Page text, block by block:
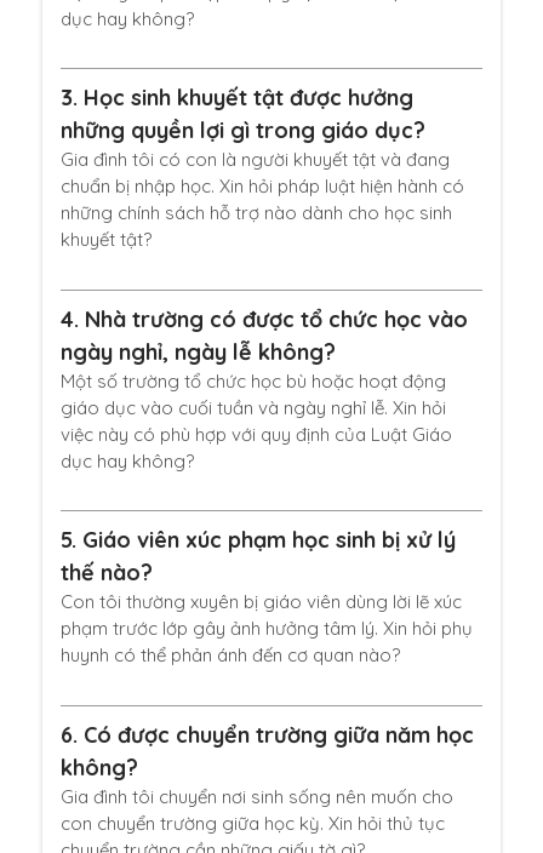
dục hay không?
3. Học sinh khuyết tật được hưởng
những quyền lợi gì trong giáo dục?
Gia đình tôi có con là người khuyết tật và đang
chuẩn bị nhập học. Xin hỏi pháp luật hiện hành có
những chính sách hỗ trợ nào dành cho học sinh
khuyết tật?
4. Nhà trường có được tổ chức học vào
ngày nghỉ, ngày lễ không?
Một số trường tổ chức học bù hoặc hoạt động
giáo dục vào cuối tuần và ngày nghỉ lễ. Xin hỏi
việc này có phù hợp với quy định của Luật Giáo
dục hay không?
5. Giáo viên xúc phạm học sinh bị xử lý
thế nào?
Con tôi thường xuyên bị giáo viên dùng lời lẽ xúc
phạm trước lớp gây ảnh hưởng tâm lý. Xin hỏi phụ
huynh có thể phản ánh đến cơ quan nào?
6. Có được chuyển trường giữa năm học
không?
Gia đình tôi chuyển nơi sinh sống nên muốn cho
con chuyển trường giữa học kỳ. Xin hỏi thủ tục